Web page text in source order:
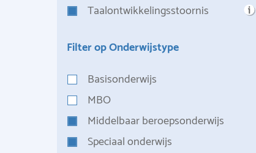
Taalontwikkelingsstoornis
Filter op Onderwijstype
Basisonderwijs
MBO
Middelbaar beroepsonderwijs
Speciaal onderwijs